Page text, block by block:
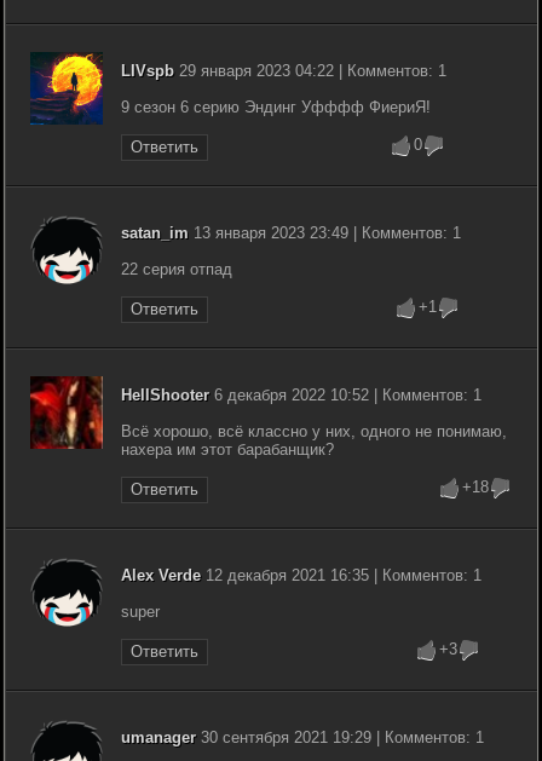
LIVspb 29 января 2023 04:22 | Комментов: 1
9 сезон 6 серию Эндинг Уфффф ФиериЯ!
Ответить 0
satan_im 13 января 2023 23:49 | Комментов: 1
22 серия отпад
Ответить +1
HellShooter6 декабря 2022 10:52 | Комментов: 1
Всё хорошо, всё классно у них, одного не понимаю,
нахера им этот барабанщик?
Ответить +18
Alex Verde12 декабря 2021 16:35 | Комментов: 1
super
Ответить +3
umanager30 сентября 2021 19:29 | Комментов: 1